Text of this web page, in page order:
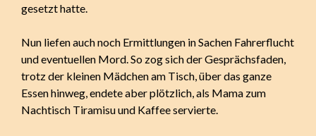
gesetzt hatte.
Nun liefen auch noch Ermittlungen in Sachen Fahrerflucht
und eventuellen Mord. So zog sich der Gesprächsfaden,
trotz der kleinen Mädchen am Tisch, über das ganze
Essen hinweg, endete aber plötzlich, als Mama zum
Nachtisch Tiramisu und Kaffee servierte.